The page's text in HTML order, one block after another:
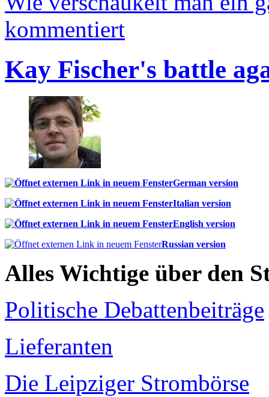
kommentiert
Kay Fischer's battle
German version
Italian version
English version
Russian version
Alles Wichtige über den
Politische Debattenbeiträge
Lieferanten
Die Leipziger Strombörse